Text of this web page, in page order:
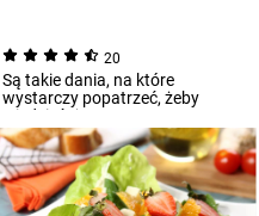
20
Są takie dania, na które
wystarczy popatrzeć, żeby
wiedzieć, że są pyszne. Kuszą
soczystymi kolor...